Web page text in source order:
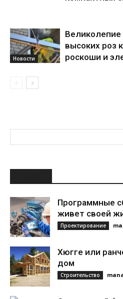
Новости
Великолепие
высоких роз
роскоши и
Программные
живет своей
Проектирование
Хюгге или
дом
Строительство